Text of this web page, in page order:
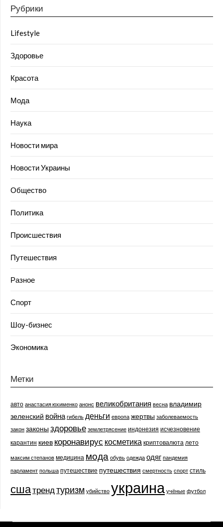
Рубрики
Lifestyle
Здоровье
Красота
Мода
Наука
Новости мира
Новости Украины
Общество
Политика
Происшествия
Путешествия
Разное
Спорт
Шоу-бизнес
Экономика
Метки
авто анастасия юхименко анонс великобритания весна владимир
зеленский война гибель деньги европа жертвы заболеваемость
закон законыздоровье землетрясение индонезия исчезновение
карантин киев коронавирус косметика криптовалюта лето
максим степанов медицина мода обувь одежда одяг пандемия
парламент польша путешествие путешествия смертность спорт стиль
сшатренд туризм убийство украина учёные футбол